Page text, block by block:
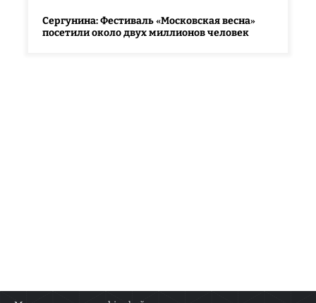
Сергунина: Фестиваль «Московская весна»
посетили около двух миллионов человек